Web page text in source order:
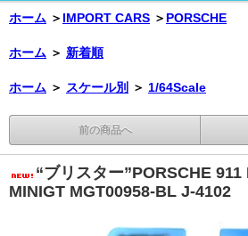
ホーム ＞ IMPORT CARS ＞ PORSCHE
ホーム ＞ 新着順
ホーム ＞ スケール別 ＞ 1/64Scale
前の商品へ
“ブリスター”PORSCHE
MINIGT MGT00958-BL J-4102